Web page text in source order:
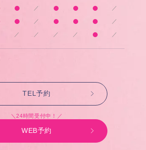
／ ／
／ ／
／ ／ ／ ／ ／
TEL予約
＼24時間受付中！／
WEB予約